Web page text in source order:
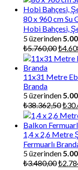
80 x 960 cm Su
Hobi Bahçesi,
5 üzerinden 5.00
₺5.760,00
fiyat:
₺
11x31 Metre
Branda
5 üzerinden 5.00
₺38.362,50₺
1,4 x 2,6 Metre
Fermuarlı
5 üzerinden 5.00
₺3.480,00₺